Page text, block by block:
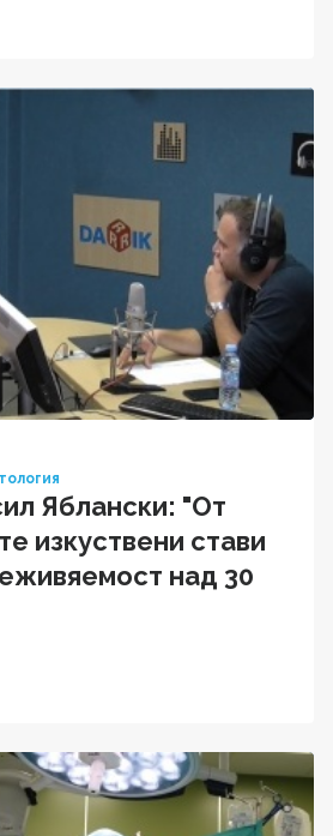
Яблански: "От
изкуствени стави
над 30